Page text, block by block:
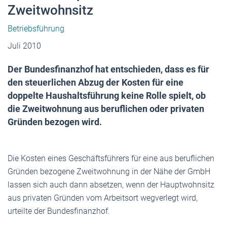
Zweitwohnsitz
Betriebsführung
Juli 2010
Der Bundesfinanzhof hat entschieden, dass es für
den steuerlichen Abzug der Kosten für eine
doppelte Haushaltsführung keine Rolle spielt, ob
die Zweitwohnung aus beruflichen oder privaten
Gründen bezogen wird.
Die Kosten eines Geschäftsführers für eine aus beruflichen
Gründen bezogene Zweitwohnung in der Nähe der GmbH
lassen sich auch dann absetzen, wenn der Hauptwohnsitz
aus privaten Gründen vom Arbeitsort wegverlegt wird,
urteilte der Bundesfinanzhof.